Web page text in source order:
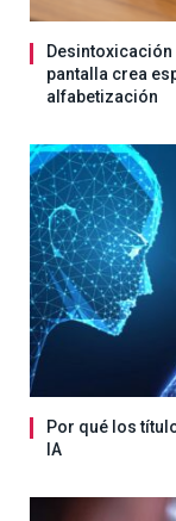
pantalla crea
alfabetización
Por qué los
IA